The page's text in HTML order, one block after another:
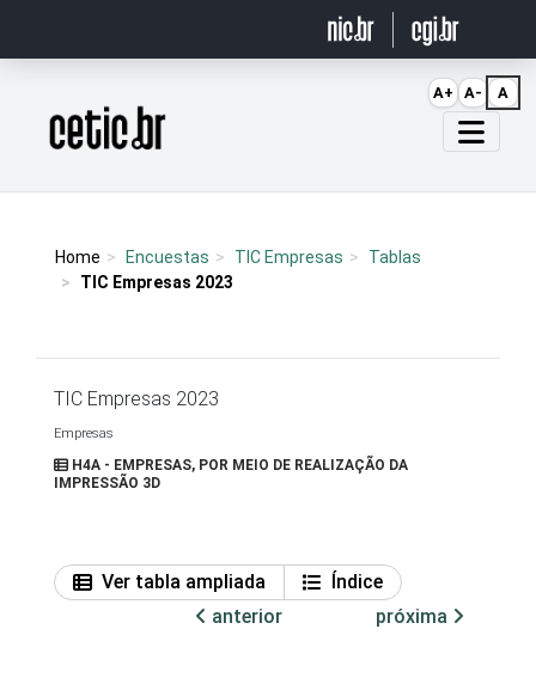
Página inicial
Home Encuestas TIC Empresas
Tablas
TIC Empresas 2023
TIC Empresas 2023
Empresas
H4A - EMPRESAS, POR MEIO DE REALIZAÇÃO DA
IMPRESSÃO 3D
Ver tabla ampliada
Índice
anterior
próxima
A+ A- A